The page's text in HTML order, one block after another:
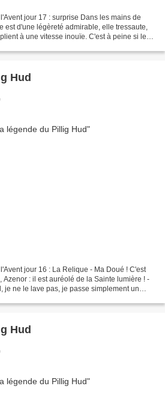
jour 17 : surprise Dans les mains de
est d'une légèreté admirable, elle tressaute,
à une vitesse inouïe. C'est à peine si les
Hud
jour 16 : La Relique - Ma Doué ! C'est
Azenor : il est auréolé de la Sainte lumière ! -
je ne le lave pas, je passe simplement un
Hud